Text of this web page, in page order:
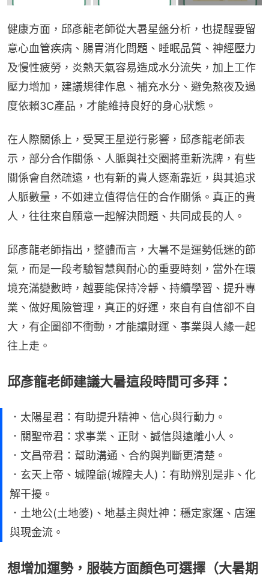
健康方面，邱彥龍老師從大暑星盤分析，也提醒要留
意心血管疾病、腸胃消化問題、睡眠品質、神經壓力
及慢性疲勞，炎熱天氣容易造成水分流失，加上工作
壓力增加，建議規律作息、補充水分、避免熬夜及過
度依賴3C產品，才能維持良好的身心狀態。
在人際關係上，受冥王星逆行影響，邱彥龍老師表
示，部分合作關係、人脈與社交圈將重新洗牌，有些
關係會自然疏遠，也有新的貴人逐漸靠近，與其追求
人脈數量，不如建立值得信任的合作關係。真正的貴
人，往往來自願意一起解決問題、共同成長的人。
邱彥龍老師指出，整體而言，大暑不是運勢低迷的節
氣，而是一段考驗智慧與耐心的重要時刻，當外在環
境充滿變數時，越要能保持冷靜、持續學習、提升專
業、做好風險管理，真正的好運，來自有自信卻不自
大，有企圖卻不衝動，才能讓財運、事業與人緣一起
往上走。
邱彥龍老師建議大暑這段時間可多拜：
．太陽星君：有助提升精神、信心與行動力。
．關聖帝君：求事業、正財、誠信與遠離小人。
．文昌帝君：幫助溝通、合約與判斷更清楚。
．玄天上帝、城隍爺(城隍夫人)：有助辨別是非、化
解干擾。
．土地公(土地婆)、地基主與灶神：穩定家運、店運
與現金流。
想增加運勢，服裝方面顏色可選擇（大暑期